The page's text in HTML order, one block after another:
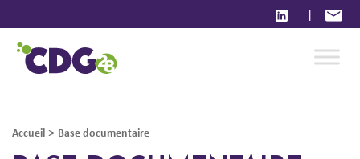
|
Accueil > Base documentaire